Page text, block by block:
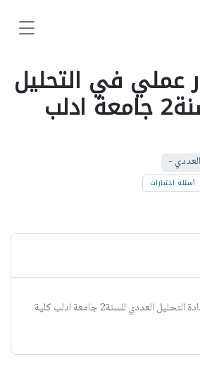
عملي في التحليل
العددي للسنة2 جامعة ادلب
-
أسئلة اختبارات
اسئلة اختبار عملي في مادة التحليل العددي للسنة2 جامعة ادلب كلية